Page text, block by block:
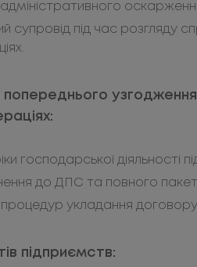
адміністративного
супровід під час розгляду
господарської діяльності
до ДПС та повного
процедур укладання
підприємств: